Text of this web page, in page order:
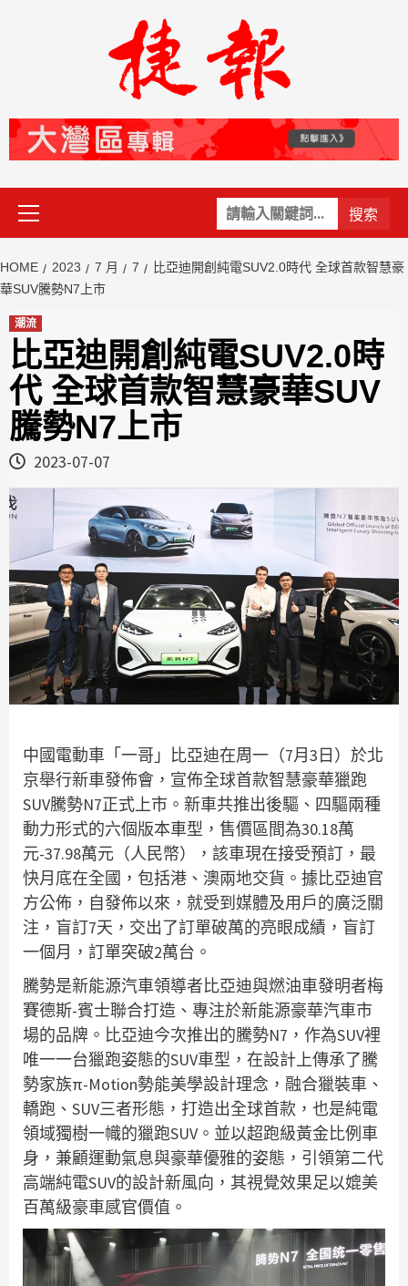
關
鍵
Primary
Menu
HOME 2023 7 月 7
比亞迪開創純電SUV2.0時代 全球首款智慧豪
華SUV騰勢N7上市
潮流
比亞迪開創純電SUV2.0時
代 全球首款智慧豪華SUV
騰勢N7上市
2023-07-07
中國電動車「一哥」比亞迪在周一（7月3日）於北
京舉行新車發佈會，宣佈全球首款智慧豪華獵跑
SUV騰勢N7正式上市。新車共推出後驅、四驅兩種
動力形式的六個版本車型，售價區間為30.18萬
元-37.98萬元（人民幣），該車現在接受預訂，最
快月底在全國，包括港、澳兩地交貨。據比亞迪官
方公佈，自發佈以來，就受到媒體及用戶的廣泛關
注，盲訂7天，交出了訂單破萬的亮眼成績，盲訂
一個月，訂單突破2萬台。
騰勢是新能源汽車領導者比亞迪與燃油車發明者梅
賽德斯-賓士聯合打造、專注於新能源豪華汽車市
場的品牌。比亞迪今次推出的騰勢N7，作為SUV裡
唯一一台獵跑姿態的SUV車型，在設計上傳承了騰
勢家族π-Motion勢能美學設計理念，融合獵裝車、
轎跑、SUV三者形態，打造出全球首款，也是純電
領域獨樹一幟的獵跑SUV。並以超跑級黃金比例車
身，兼顧運動氣息與豪華優雅的姿態，引領第二代
高端純電SUV的設計新風向，其視覺效果足以媲美
百萬級豪車感官價值。